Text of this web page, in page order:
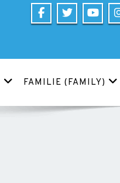
FAMILIE (FAMILY)